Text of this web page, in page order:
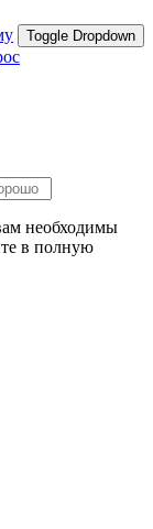
Toggle Dropdown
необходимы
в полную